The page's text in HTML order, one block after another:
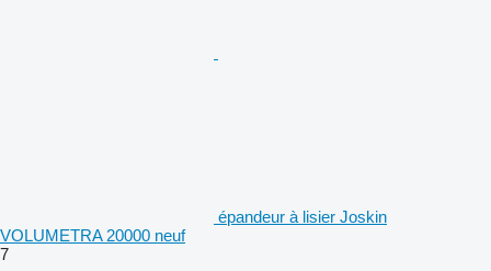
épandeur à lisier Joskin
VOLUMETRA 20000 neuf
7